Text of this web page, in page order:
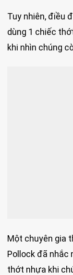
Tuy nhiên, điều
dùng 1 chiếc
khi nhìn chúng
Một chuyên gia
Pollock đã nhắc
thớt nhựa khi